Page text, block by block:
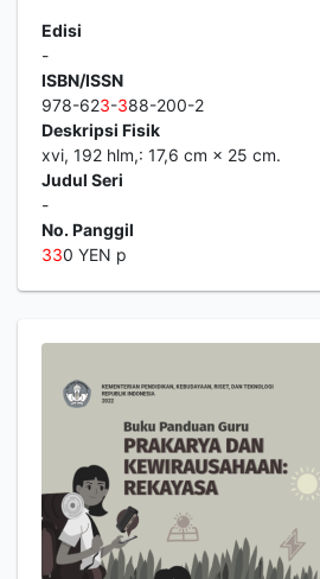
Edisi
-
ISBN/ISSN
978-623-388-200-2
Deskripsi Fisik
xvi, 192 hlm,: 17,6 cm × 25 cm.
Judul Seri
-
No. Panggil
330 YEN p